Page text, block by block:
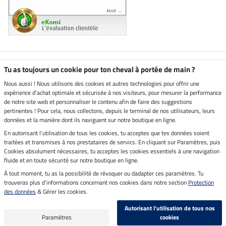
Boutique climatiquement
Livraison par
Paiement sécurisé
Mentions légales
Dernière actualisation le 06.08.2026 à 14:39
Tous les prix s'entendent TVA incluse et
frais de port en sus
Tu as toujours un cookie pour ton cheval à portée de main ?
Nous aussi ! Nous utilisons des cookies et autres technologies pour offrir une
expérience d'achat optimale et sécurisée à nos visiteurs, pour mesurer la performance
de notre site web et personnaliser le contenu afin de faire des suggestions
pertinentes ! Pour cela, nous collectons, depuis le terminal de nos utilisateurs, leurs
données et la manière dont ils naviguent sur notre boutique en ligne.
En autorisant l'utilisation de tous les cookies, tu acceptes que tes données soient
traitées et transmises à nos prestataires de servics. En cliquant sur Paramètres, puis
Cookies absolument nécessaires, tu acceptes les cookies essentiels à une navigation
fluide et en toute sécurité sur notre boutique en ligne.
À tout moment, tu as la possibilité de révoquer ou dadapter ces paramètres. Tu
trouveras plus d'informations concernant nos cookies dans notre section Protection
des données & Gérer les cookies.
Paramètres
Autorisant l'utilisation de tous nos
cookies